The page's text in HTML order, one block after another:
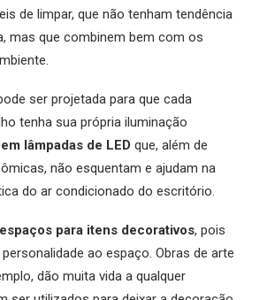
de limpar, que não tenham tendência
mas que combinem bem com os
ser projetada para que cada
tenha sua própria iluminação
lâmpadas de LED que, além de
não esquentam e ajudam na
do ar condicionado do escritório.
para itens decorativos, pois
ao espaço. Obras de arte
dão muita vida a qualquer